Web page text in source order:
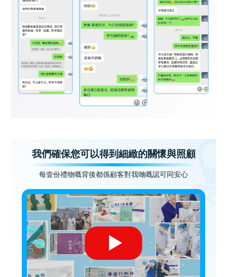
我們確保您可以得到細緻的關懷與照顧
每壹份禮物嘅背後都係顧客對我哋嘅認可同安心